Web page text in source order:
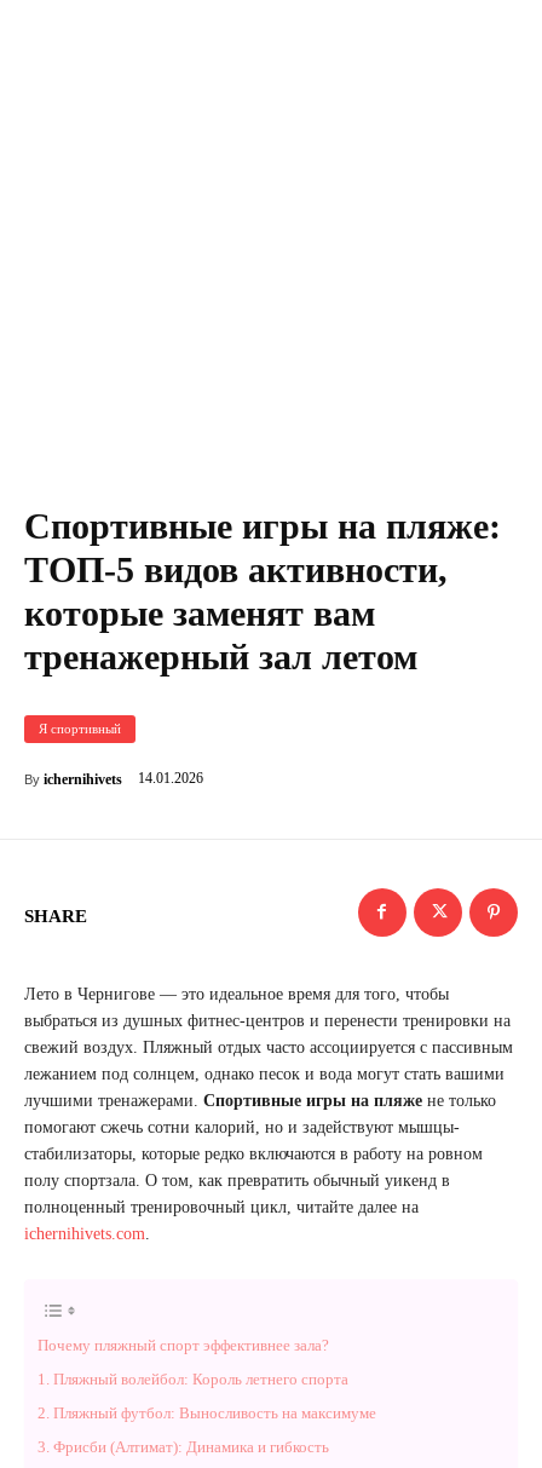
Спортивные игры на пляже:
ТОП-5 видов активности,
которые заменят вам
тренажерный зал летом
Я спортивный
By ichernihivets 14.01.2026
SHARE
Лето в Чернигове — это идеальное время для того, чтобы
выбраться из душных фитнес-центров и перенести тренировки на
свежий воздух. Пляжный отдых часто ассоциируется с пассивным
лежанием под солнцем, однако песок и вода могут стать вашими
лучшими тренажерами. Спортивные игры на пляже не только
помогают сжечь сотни калорий, но и задействуют мышцы-
стабилизаторы, которые редко включаются в работу на ровном
полу спортзала. О том, как превратить обычный уикенд в
полноценный тренировочный цикл, читайте далее на
ichernihivets.com
Почему пляжный спорт эффективнее зала?
1. Пляжный волейбол: Король летнего спорта
2. Пляжный футбол: Выносливость на максимуме
3. Фрисби (Алтимат): Динамика и гибкость